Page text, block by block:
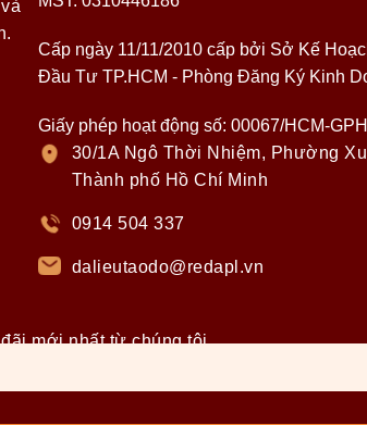
Cấp ngày 11/11/2010 cấp bởi Sở Kế
Đầu Tư TP.HCM - Phòng Đăng Ký Kinh
Giấy phép hoạt động số: 00067/HCM-
30/1A Ngô Thời Nhiệm, Phường
Thành phố Hồ Chí Minh
0914 504 337
dalieutaodo@redapl.vn
mới nhất từ chúng tôi